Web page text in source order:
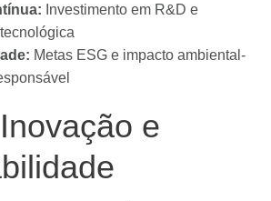
Investimento em R&D e
Metas ESG e impacto ambiental-
e